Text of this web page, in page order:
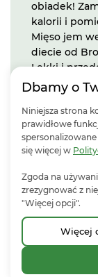
których
bez chemii i
naprawdę
tylko na
patelnię i
obiadek!
kalorii i
Mięso jem
diecie od
organizmu
każdemu! –
Dbamy o
Niniejsza strona
prawidłowe
się więcej w
Zgoda na
zrezygnować z
"Więcej opcji".
Więcej